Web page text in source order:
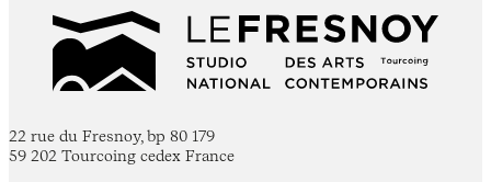
22 rue du Fresnoy, bp 80 179
59 202 Tourcoing cedex France